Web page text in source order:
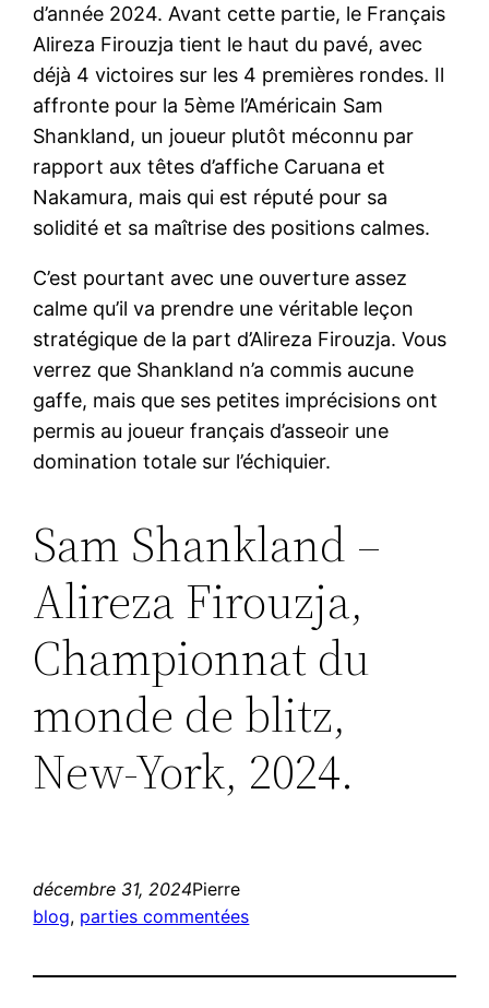
d’année 2024. Avant cette partie, le Français
Alireza Firouzja tient le haut du pavé, avec
déjà 4 victoires sur les 4 premières rondes. Il
affronte pour la 5ème l’Américain Sam
Shankland, un joueur plutôt méconnu par
rapport aux têtes d’affiche Caruana et
Nakamura, mais qui est réputé pour sa
solidité et sa maîtrise des positions calmes.
C’est pourtant avec une ouverture assez
calme qu’il va prendre une véritable leçon
stratégique de la part d’Alireza Firouzja. Vous
verrez que Shankland n’a commis aucune
gaffe, mais que ses petites imprécisions ont
permis au joueur français d’asseoir une
domination totale sur l’échiquier.
Sam Shankland –
Alireza Firouzja,
Championnat du
monde de blitz,
New-York, 2024.
décembre 31, 2024Pierre
blog, parties commentées